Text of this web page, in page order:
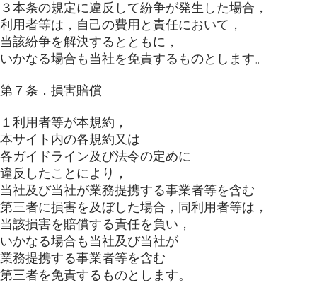
３本条の規定に違反して紛争が発生した場合，
利用者等は，自己の費用と責任において，
当該紛争を解決するとともに，
いかなる場合も当社を免責するものとします。
第７条．損害賠償
１利用者等が本規約，
本サイト内の各規約又は
各ガイドライン及び法令の定めに
違反したことにより，
当社及び当社が業務提携する事業者等を含む
第三者に損害を及ぼした場合，同利用者等は，
当該損害を賠償する責任を負い，
いかなる場合も当社及び当社が
業務提携する事業者等を含む
第三者を免責するものとします。